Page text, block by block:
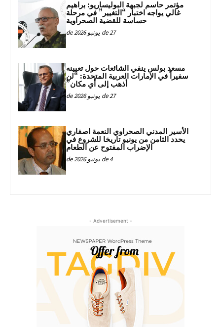
مؤتمر حاسم لجبهة البوليساريو: براهيم
غالي يواجه اختبار “التغيير” في مرحلة
حساسة للقضية الصحراوية
27 de يونيو de 2026
مسعد بولس ينفي الشائعات حول تعيينه
سفيراً في الإمارات العربية المتحدة: “لن
أذهب إلى أي مكان”
27 de يونيو de 2026
الأسير المدني الصحراوي النعمة اصفاري
يحدد الثامن من يونيو تاريخا للشروع في
الإضراب المفتوح عن الطعام
4 de يونيو de 2026
- Advertisement -